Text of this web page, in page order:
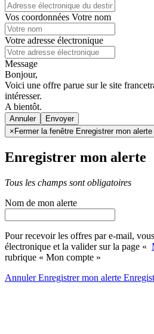
Vos coordonnées Votre nom
Votre adresse électronique
Message
Bonjour,
Voici une offre parue sur le site
intéresser.
A bientôt.
Annuler
× Fermer la fenêtre Enregistrer mon alerte
Enregistrer mon alerte
Tous les champs sont obligatoires
Nom de mon alerte
Pour recevoir les offres par e-mail,
électronique et la valider sur la page «
rubrique « Mon compte »
AnnulerEnregistrer mon alerte